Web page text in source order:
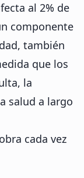
al 2% de
componente
también
que los
la
salud a largo
cada vez